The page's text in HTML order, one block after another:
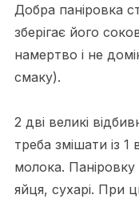
Добра паніровка
зберігає його
намертво і не
смаку).
2 дві великі
треба змішати із
молока.
яйця, сухарі. При